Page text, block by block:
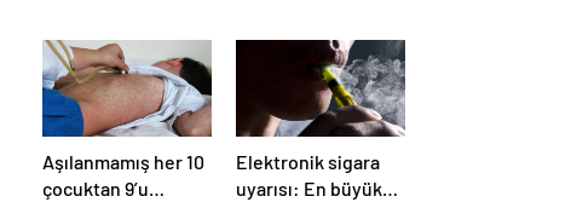
Aşılanmamış her 10
çocuktan 9’u
Elektronik sigara
uyarısı: En büyük